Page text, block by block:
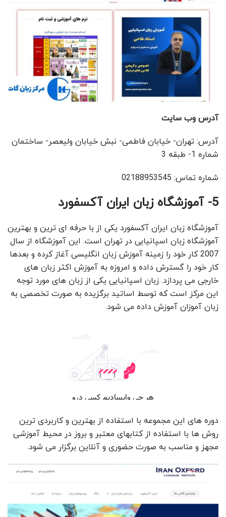
آدرس وب سایت
آدرس: تهران- خیابان فاطمی- نبش خیابان ولیعصر- ساختمان
شماره 1- طبقه 3
شماره تماس: 02188953545
5- آموزشگاه زبان ایران آکسفورد
آموزشگاه زبان ایران آکسفورد یکی از با حرفه ای ترین و بهترین
آموزشگاه زبان اسپانیایی در تهران است. این آموزشگاه از سال
2007 کار خود را زمینه آموزش زبان انگلیسی آغاز کرده و بعدها
کار خود را گسترش داده و امروزه به آموزش اکثر زبان های
خارجی می پردازد. زبان اسپانیایی یکی از زبان های مورد توجه
این مرکز است که توسط اساتید برگزیده به صورت تخصصی به
زبان آموزان آموزش داده می شود.
دوره های این مجموعه با استفاده از بهترین و کاربردی ترین
روش ها با استفاده از کتابهای معتبر و بروز در محیط آموزشی
مجهز و مناسب به صورت حضوری و آنلاین برگزار می شود.